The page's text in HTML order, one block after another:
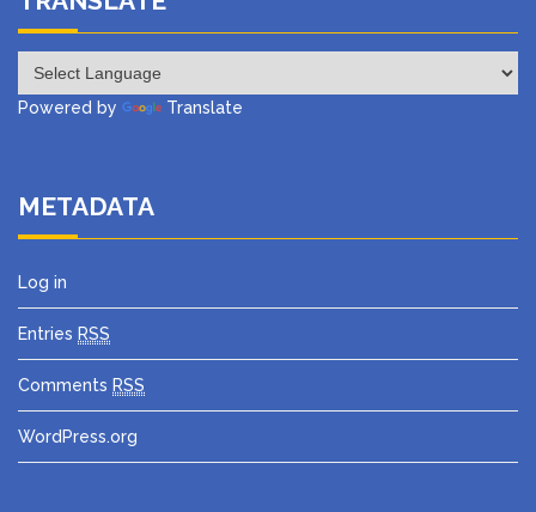
Powered by Translate
METADATA
Log in
Entries RSS
Comments RSS
WordPress.org